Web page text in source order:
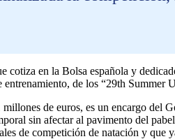
cotiza en la Bolsa española y
de los “29th Summer
de euros, es un encargo del
sin afectar al pavimento del
de competición de natación y